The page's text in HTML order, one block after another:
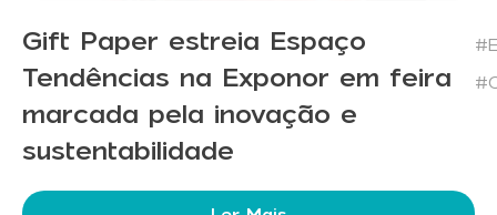
Gift Paper estreia Espaço
Tendências na Exponor em feira
marcada pela inovação e
sustentabilidade